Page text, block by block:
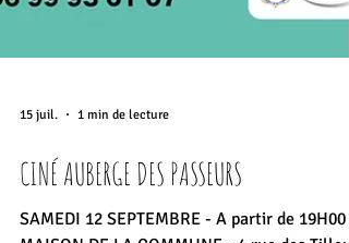
15 juil. 1 min de lecture
CINÉ AUBERGE DES PASSEURS